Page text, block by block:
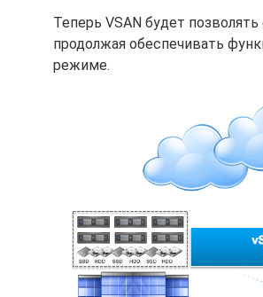
Теперь VSAN будет
продолжая обеспечивать
режиме.